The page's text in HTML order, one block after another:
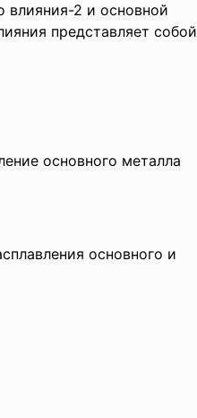
влияния-2 и основной
представляет собой
основного металла
основного и